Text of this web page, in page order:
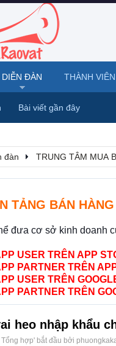
đàn TRUNG TÂM MUA
TẢNG BÁN
đưa cơ sở kinh doanh
USER TRÊN APP
PARTNER TRÊN
USER TRÊN
PARTNER TRÊN
heo nhập khẩu
Tổng hợp' bắt đầu bởi
DIỄN ĐÀN
Bài viết gần đây
THÀNH VIÊN